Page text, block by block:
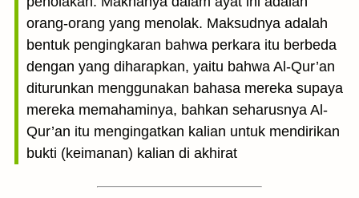
orang-orang yang menolak. Maksudnya adalah
bentuk pengingkaran bahwa perkara itu berbeda
dengan yang diharapkan, yaitu bahwa Al-Qur’an
diturunkan menggunakan bahasa mereka supaya
mereka memahaminya, bahkan seharusnya Al-
Qur’an itu mengingatkan kalian untuk mendirikan
bukti (keimanan) kalian di akhirat